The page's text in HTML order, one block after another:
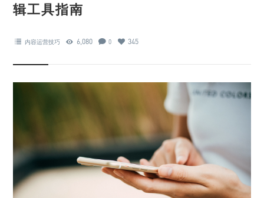
辑工具指南
内容运营技巧 6,080 0 345